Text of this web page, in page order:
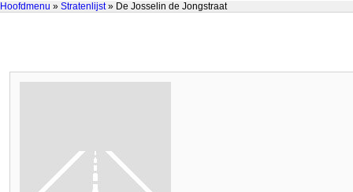
Hoofdmenu » Stratenlijst» De Josselin de Jongstraat